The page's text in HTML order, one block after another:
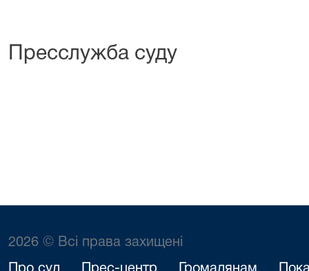
Пресслужба суду
2026 © Всі права захищені